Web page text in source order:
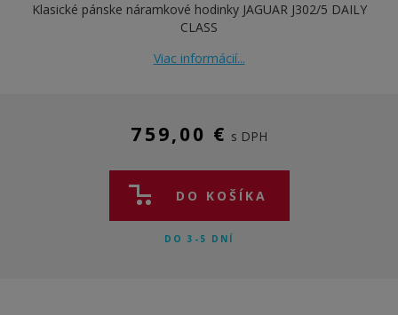
Klasické pánske náramkové hodinky JAGUAR J302/5 DAILY
CLASS
Viac informácií...
759,00 € s DPH
DO KOŠÍKA
DO 3-5 DNÍ